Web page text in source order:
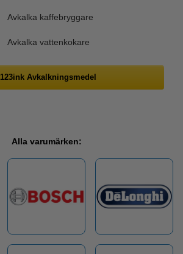
Avkalka kaffebryggare
Avkalka vattenkokare
123ink Avkalkningsmedel
Alla varumärken: